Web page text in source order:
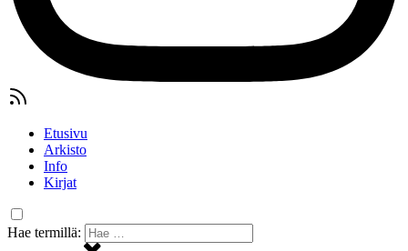
Etusivu
Arkisto
Info
Kirjat
Hae termillä: